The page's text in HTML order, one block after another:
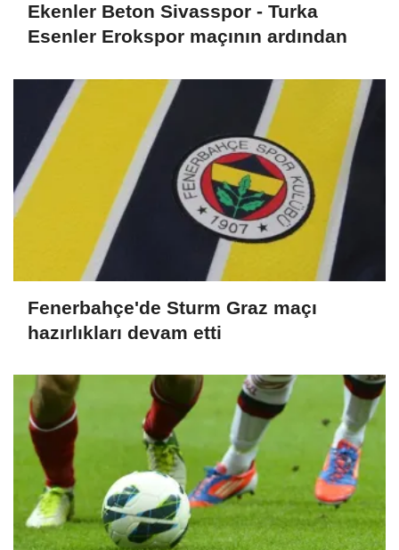
Ekenler Beton Sivasspor - Turka
Esenler Erokspor maçının ardından
Fenerbahçe'de Sturm Graz maçı
hazırlıkları devam etti